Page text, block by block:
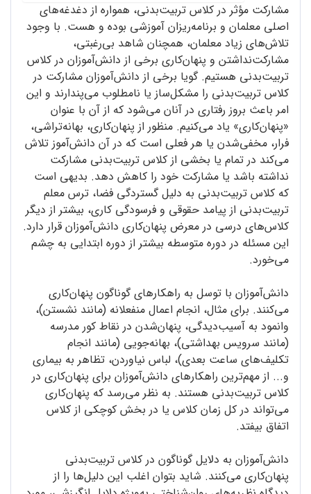
مشارکت مؤثر در کلاس ‌تربیت‌بدنی، همواره از دغدغه‌های
اصلی معلمان و برنامه‌ریزان آموزشی بوده و هست. با وجود
تلاش‌های زیاد معلمان، همچنان شاهد بی‌رغبتی،
مشارکت‌نداشتن و پنهان‌کاری برخی از دانش‌آموزان در کلاس
‌تربیت‌بدنی هستیم. گویا برخی از دانش‌آموزان مشارکت در
کلاس ‌تربیت‌بدنی را مشکل‌ساز یا نامطلوب می‌پندارند و این
امر باعث بروز رفتاری در آنان می‌شود که از آن با عنوان
«پنهان‌کاری» یاد می‌کنیم. منظور از پنهان‌کاری، بهانه‌تراشی،
فرار، مخفی‌شدن یا هر فعلی است که در آن دانش‌آموز تلاش
می‌کند در تمام یا بخشی از کلاس ‌تربیت‌بدنی مشارکت
نداشته باشد یا مشارکت خود را کاهش دهد. بدیهی است
که کلاس ‌تربیت‌بدنی به دلیل گستردگی فضا، ترس معلم
‌تربیت‌بدنی از پیامد حقوقی و فرسودگی کاری، بیشتر از دیگر
کلاس‌های درسی در معرض پنهان‌کاری دانش‌آموزان قرار دارد.
این مسئله در دوره‌ متوسطه بیشتر از دوره ابتدایی به چشم
می‌خورد.
دانش‌آموزان با توسل به راهکارهای گوناگون پنهان‌کاری
می‌کنند. برای مثال، انجام اعمال منفعلانه (مانند نشستن)،
وانمود به آسیب‌دیدگی، پنهان‌شدن در نقاط کور مدرسه
(مانند سرویس بهداشتی)، بهانه‌جویی (مانند انجام
تکلیف‌های ساعت بعدی)، لباس نیاوردن، تظاهر به بیماری
و... از مهم‌ترین راهکارهای دانش‌آموزان برای پنهان‌کاری در
کلاس ‌تربیت‌بدنی هستند. به نظر می‌رسد که پنهان‌کاری
می‌تواند در کل زمان کلاس یا در بخش کوچکی از کلاس
اتفاق بیفتد.
دانش‌آموزان به دلایل گوناگون در کلاس ‌تربیت‌بدنی
پنهان‌کاری می‌کنند. شاید بتوان اغلب این دلیل‌ها را از